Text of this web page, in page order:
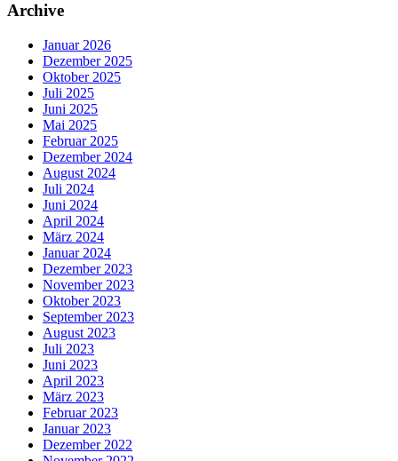
Archive
Januar 2026
Dezember 2025
Oktober 2025
Juli 2025
Juni 2025
Mai 2025
Februar 2025
Dezember 2024
August 2024
Juli 2024
Juni 2024
April 2024
März 2024
Januar 2024
Dezember 2023
November 2023
Oktober 2023
September 2023
August 2023
Juli 2023
Juni 2023
April 2023
März 2023
Februar 2023
Januar 2023
Dezember 2022